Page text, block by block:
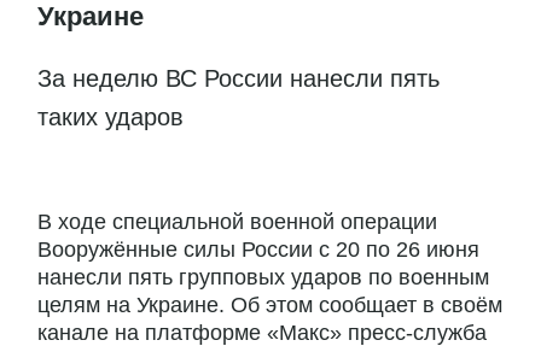
Украине
За неделю ВС России нанесли пять
таких ударов
В ходе специальной военной операции
Вооружённые силы России с 20 по 26 июня
нанесли пять групповых ударов по военным
целям на Украине. Об этом сообщает в своём
канале на платформе «Макс» пресс-служба